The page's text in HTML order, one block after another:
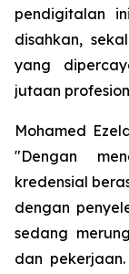
pendigitalan
disahkan,
yang
jutaan
Mohamed
"Dengan
kredensial
dengan
sedang
dan